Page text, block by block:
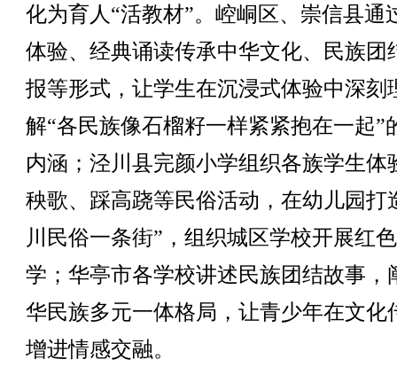
化为育人“活教材”。崆峒区、崇信县通
体验、经典诵读传承中华文化、民族团
报等形式，让学生在沉浸式体验中深刻
解“各民族像石榴籽一样紧紧抱在一起”
内涵；泾川县完颜小学组织各族学生体
秧歌、踩高跷等民俗活动，在幼儿园打
川民俗一条街”，组织城区学校开展红
学；华亭市各学校讲述民族团结故事，
华民族多元一体格局，让青少年在文化
增进情感交融。